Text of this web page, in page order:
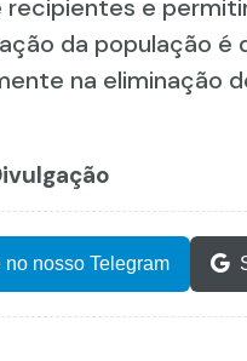
e
da população é
na eliminação
no nosso Telegram